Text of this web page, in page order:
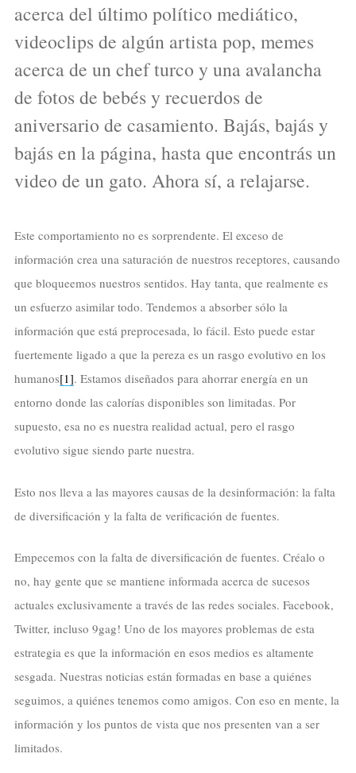
acerca del último político mediático,
videoclips de algún artista pop, memes
acerca de un chef turco y una avalancha
de fotos de bebés y recuerdos de
aniversario de casamiento. Bajás, bajás y
bajás en la página, hasta que encontrás un
video de un gato. Ahora sí, a relajarse.
Este comportamiento no es sorprendente. El exceso de
información crea una saturación de nuestros receptores, causando
que bloqueemos nuestros sentidos. Hay tanta, que realmente es
un esfuerzo asimilar todo. Tendemos a absorber sólo la
información que está preprocesada, lo fácil. Esto puede estar
fuertemente ligado a que la pereza es un rasgo evolutivo en los
humanos[1]. Estamos diseñados para ahorrar energía en un
entorno donde las calorías disponibles son limitadas. Por
supuesto, esa no es nuestra realidad actual, pero el rasgo
evolutivo sigue siendo parte nuestra.
Esto nos lleva a las mayores causas de la desinformación: la falta
de diversificación y la falta de verificación de fuentes.
Empecemos con la falta de diversificación de fuentes. Créalo o
no, hay gente que se mantiene informada acerca de sucesos
actuales exclusivamente a través de las redes sociales. Facebook,
Twitter, incluso 9gag! Uno de los mayores problemas de esta
estrategia es que la información en esos medios es altamente
sesgada. Nuestras noticias están formadas en base a quiénes
seguimos, a quiénes tenemos como amigos. Con eso en mente, la
información y los puntos de vista que nos presenten van a ser
limitados.